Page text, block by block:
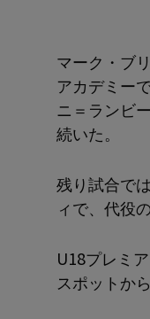
マーク・ブ
アカデミー
ニ＝ランビ
続いた。
残り試合で
ィで、代役
U18プレミ
スポットか